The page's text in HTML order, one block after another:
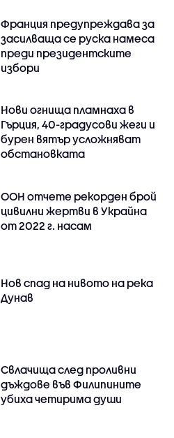
Франция предупреждава за
засилваща се руска намеса
преди президентските
избори
Нови огнища пламнаха в
Гърция, 40-градусови жеги и
бурен вятър усложняват
обстановката
ООН отчете рекорден брой
цивилни жертви в Украйна
от 2022 г. насам
Нов спад на нивото на река
Дунав
Свлачища след проливни
дъждове във Филипините
убиха четирима души